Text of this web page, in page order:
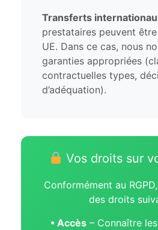
Transferts
prestataires peuvent
UE. Dans ce cas, nous
garanties appropriées
contractuelles types,
d’adéquation).
Vos droits sur
Conformément au
des droits
• Accès – Connaître